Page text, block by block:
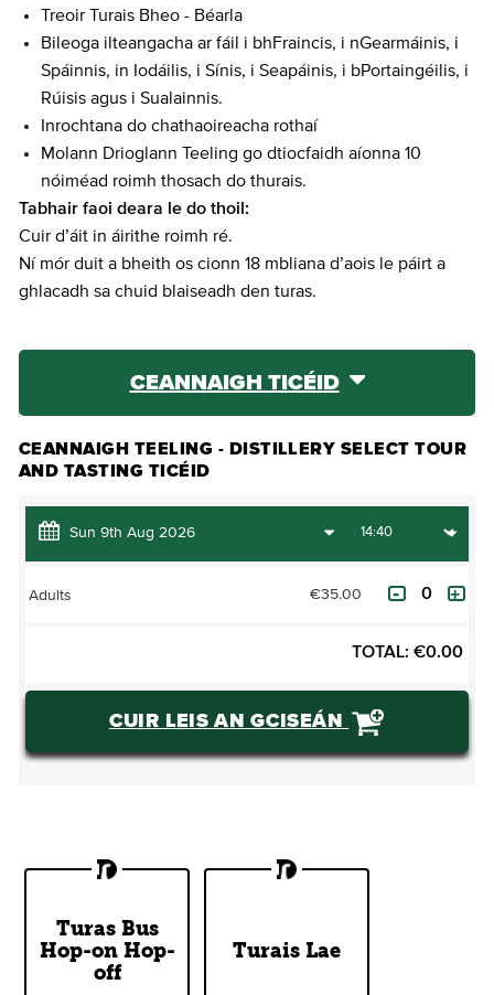
Treoir Turais Bheo - Béarla
Bileoga ilteangacha ar fáil i bhFraincis, i nGearmáinis, i
Spáinnis, in Iodáilis, i Sínis, i Seapáinis, i bPortaingéilis, i
Rúisis agus i Sualainnis.
Inrochtana do chathaoireacha rothaí
Molann Drioglann Teeling go dtiocfaidh aíonna 10
nóiméad roimh thosach do thurais.
Tabhair faoi deara le do thoil:
Cuir d’áit in áirithe roimh ré.
Ní mór duit a bheith os cionn 18 mbliana d’aois le páirt a
ghlacadh sa chuid blaiseadh den turas.
CEANNAIGH TICÉID
CEANNAIGH TEELING - DISTILLERY SELECT TOUR
AND TASTING TICÉID
Adults €35.00
TOTAL: €0.00
CUIR LEIS AN GCISEÁN
Turas Bus
Hop-on Hop-
off
Discover
Dublin's Top
Attractions
Turais Lae
Outside of